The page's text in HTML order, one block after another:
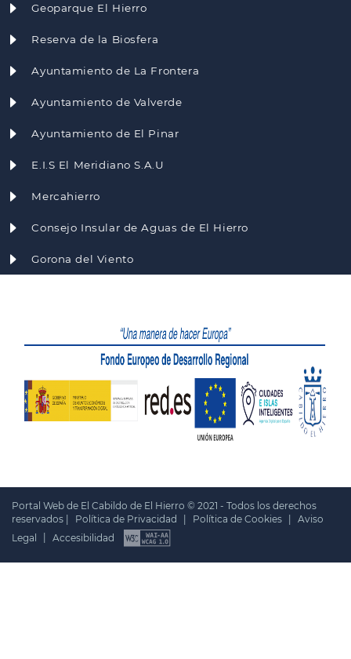
Geoparque El Hierro
Reserva de la Biosfera
Ayuntamiento de La Frontera
Ayuntamiento de Valverde
Ayuntamiento de El Pinar
E.I.S El Meridiano S.A.U
Mercahierro
Consejo Insular de Aguas de El Hierro
Gorona del Viento
Portal Web de El Cabildo de El Hierro © 2021 - Todos los derechos
reservados |
Política de Privacidad Política de Cookies
Aviso
Legal
Accesibilidad